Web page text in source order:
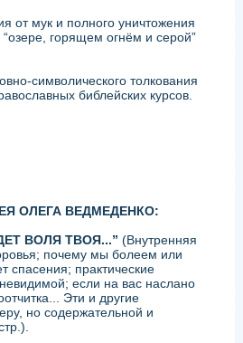
от мук и полного уничтожения
горящем огнём и серой”
символического толкования
библейских курсов.
ОЛЕГА ВЕДМЕДЕНКО:
ВОЛЯ ТВОЯ...” (Внутренняя
почему мы болеем или
спасения; практические
если на вас наслано
Эти и другие
но содержательной и